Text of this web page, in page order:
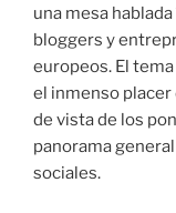
una mesa
bloggers y
europeos. El
el inmenso
de vista de los
panorama
sociales.